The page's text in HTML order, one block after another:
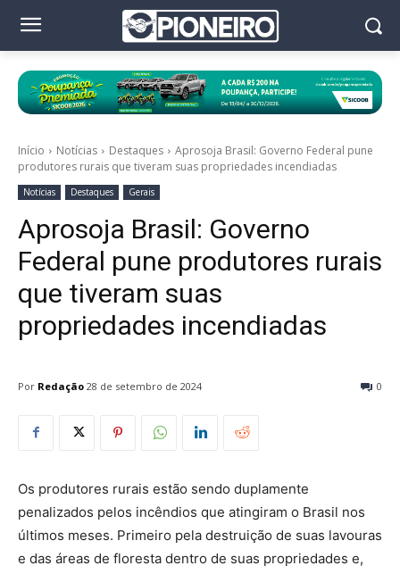
Início Notícias Destaques
Aprosoja Brasil: Governo Federal pune
produtores rurais que tiveram suas propriedades incendiadas
Notícias Destaques Gerais
Aprosoja Brasil: Governo
Federal pune produtores rurais
que tiveram suas
propriedades incendiadas
Por Redação 0
28 de setembro de 2024
Os produtores rurais estão sendo duplamente
penalizados pelos incêndios que atingiram o Brasil nos
últimos meses. Primeiro pela destruição de suas lavouras
e das áreas de floresta dentro de suas propriedades e,